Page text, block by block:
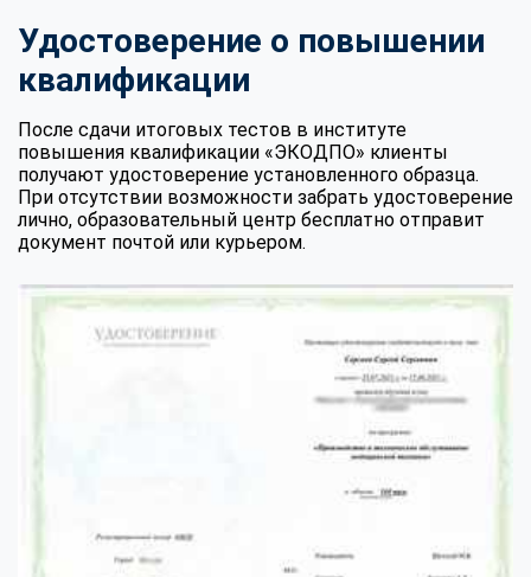
Удостоверение о повышении
квалификации
После сдачи итоговых тестов в институте
повышения квалификации «ЭКОДПО» клиенты
получают удостоверение установленного образца.
При отсутствии возможности забрать удостоверение
лично, образовательный центр бесплатно отправит
документ почтой или курьером.